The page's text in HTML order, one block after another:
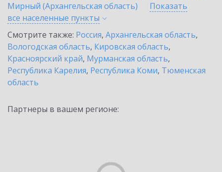
Мирный (Архангельская область)
Показать
все населенные пункты
Смотрите также: Россия, Архангельская область,
Вологодская область, Кировская область,
Красноярский край, Мурманская область,
Республика Карелия, Республика Коми, Тюменская
область
Партнеры в вашем регионе: